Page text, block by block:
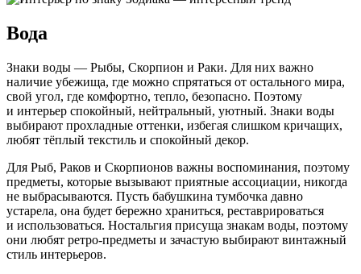
Вода
Знаки воды — Рыбы, Скорпион и Раки. Для них важно
наличие убежища, где можно спрятаться от остального мира,
свой угол, где комфортно, тепло, безопасно. Поэтому
и интерьер спокойный, нейтральный, уютный. Знаки воды
выбирают прохладные оттенки, избегая слишком кричащих,
любят тёплый текстиль и спокойный декор.
Для Рыб, Раков и Скорпионов важны воспоминания, поэтому
предметы, которые вызывают приятные ассоциации, никогда
не выбрасываются. Пусть бабушкина тумбочка давно
устарела, она будет бережно храниться, реставрироваться
и использоваться. Ностальгия присуща знакам воды, поэтому
они любят ретро-предметы и зачастую выбирают винтажный
стиль интерьеров.